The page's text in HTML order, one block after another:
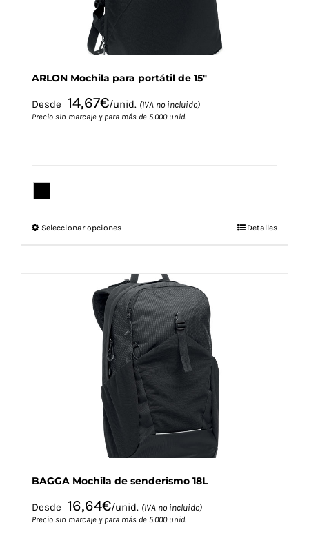
ARLON Mochila para portátil de 15″
Desde 14,67€/unid. (IVA no incluido)
Precio sin marcaje y para más de 5.000 unid.
Seleccionar opcionesEste
múltiples
variantes.
Las
opciones
se
pueden
elegir
página
producto
Detalles
BAGGA Mochila de senderismo 18L
Desde 16,64€/unid. (IVA no incluido)
Precio sin marcaje y para más de 5.000 unid.